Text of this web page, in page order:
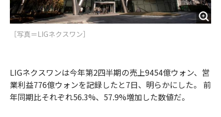
［写真＝LIGネクスワン］
LIGネクスワンは今年第2四半期の売上9454億ウォン、営
業利益776億ウォンを記録したと7日、明らかにした。 前
年同期比それぞれ56.3%、57.9%増加した数値だ。